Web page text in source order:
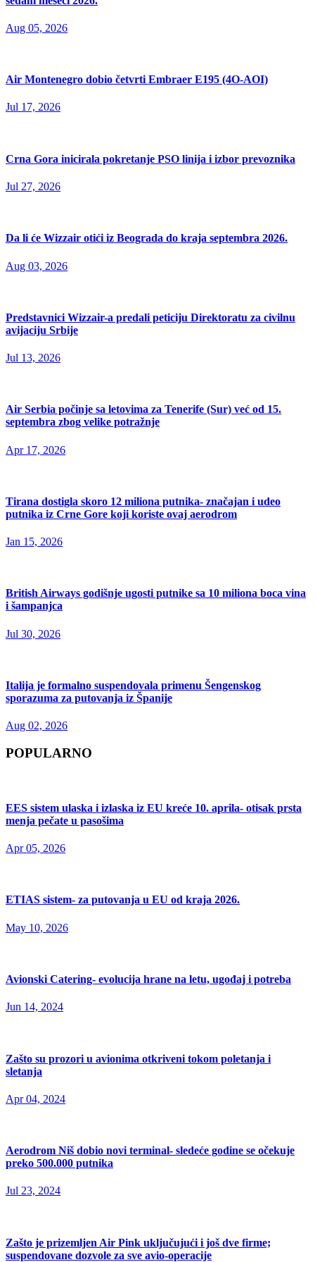
Aug 05, 2026
Air Montenegro dobio četvrti Embraer E195 (4O-AOI)
Jul 17, 2026
Crna Gora inicirala pokretanje PSO linija i izbor prevoznika
Jul 27, 2026
Da li će Wizzair otići iz Beograda do kraja septembra 2026.
Aug 03, 2026
Predstavnici Wizzair-a predali peticiju Direktoratu za civilnu
avijaciju Srbije
Jul 13, 2026
Air Serbia počinje sa letovima za Tenerife (Sur) već od 15.
septembra zbog velike potražnje
Apr 17, 2026
Tirana dostigla skoro 12 miliona putnika- značajan i udeo
putnika iz Crne Gore koji koriste ovaj aerodrom
Jan 15, 2026
British Airways godišnje ugosti putnike sa 10 miliona boca vina
i šampanjca
Jul 30, 2026
Italija je formalno suspendovala primenu Šengenskog
sporazuma za putovanja iz Španije
Aug 02, 2026
POPULARNO
EES sistem ulaska i izlaska iz EU kreće 10. aprila- otisak prsta
menja pečate u pasošima
Apr 05, 2026
ETIAS sistem- za putovanja u EU od kraja 2026.
May 10, 2026
Avionski Catering- evolucija hrane na letu, ugođaj i potreba
Jun 14, 2024
Zašto su prozori u avionima otkriveni tokom poletanja i
sletanja
Apr 04, 2024
Aerodrom Niš dobio novi terminal- sledeće godine se očekuje
preko 500.000 putnika
Jul 23, 2024
Zašto je prizemljen Air Pink uključujući i još dve firme;
suspendovane dozvole za sve avio-operacije